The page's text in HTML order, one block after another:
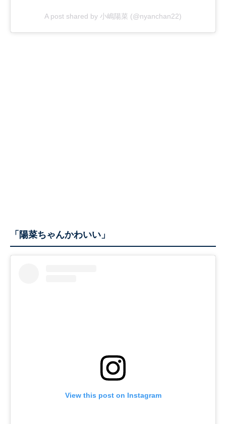
A post shared by 小嶋陽菜 (@nyanchan22)
「陽菜ちゃんかわいい」
View this post on Instagram